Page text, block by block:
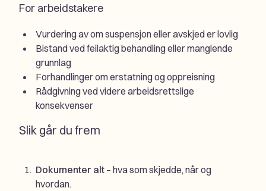
For arbeidstakere
Vurdering av om suspensjon eller avskjed er lovlig
Bistand ved feilaktig behandling eller manglende
grunnlag
Forhandlinger om erstatning og oppreisning
Rådgivning ved videre arbeidsrettslige
konsekvenser
Slik går du frem
Dokumenter alt – hva som skjedde, når og
hvordan.